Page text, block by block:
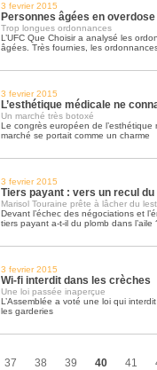
3 fevrier 2015
Personnes âgées en overdose
Trop longues ordonnances
L’UFC Que Choisir a analysé les
âgées. Très fournies, les
3 fevrier 2015
L’esthétique médicale ne
Un marché très botoxé
Le congrès européen de l’esthétique
marché se portait comme un charme
3 fevrier 2015
Tiers payant : vers un recul
Marisol Touraine prête à lâcher du lest
Devant l’échec des négociations et
tiers payant a-t-il du plomb dans l’aile
3 fevrier 2015
Wi-fi interdit dans les crèches
Une loi passée inaperçue
L’Assemblée a voté une loi qui
les garderies
37 38 39 40 41